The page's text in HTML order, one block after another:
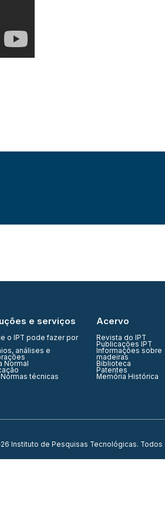
e serviços
o IPT pode fazer por
análises e
Normal
Normas técnicas
Acervo
Revista do IPT
Publicações IPT
Informações sobre
madeiras
Biblioteca
Patentes
Memória Histórica
Instituto de Pesquisas Tecnológicas.